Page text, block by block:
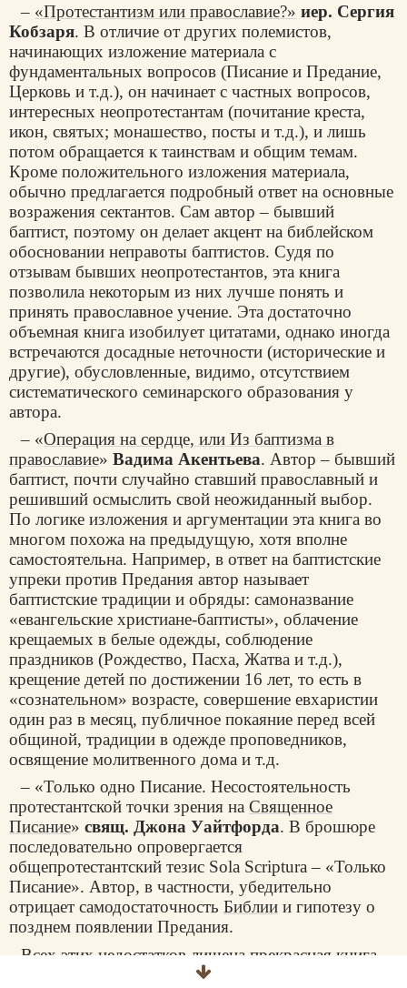
– «Протестантизм или православие?» иер. Сергия
Кобзаря. В отличие от других полемистов,
начинающих изложение материала с
фундаментальных вопросов (Писание и Предание,
Церковь и т.д.), он начинает с частных вопросов,
интересных неопротестантам (почитание креста,
икон, святых; монашество, посты и т.д.), и лишь
потом обращается к таинствам и общим темам.
Кроме положительного изложения материала,
обычно предлагается подробный ответ на основные
возражения сектантов. Сам автор – бывший
баптист, поэтому он делает акцент на библейском
обосновании неправоты баптистов. Судя по
отзывам бывших неопротестантов, эта книга
позволила некоторым из них лучше понять и
принять православное учение. Эта достаточно
объемная книга изобилует цитатами, однако иногда
встречаются досадные неточности (исторические и
другие), обусловленные, видимо, отсутствием
систематического семинарского образования у
автора.
– «Операция на сердце, или Из баптизма в
православие» Вадима Акентьева. Автор – бывший
баптист, почти случайно ставший православный и
решивший осмыслить свой неожиданный выбор.
По логике изложения и аргументации эта книга во
многом похожа на предыдущую, хотя вполне
самостоятельна. Например, в ответ на баптистские
упреки против Предания автор называет
баптистские традиции и обряды: самоназвание
«евангельские христиане-баптисты», облачение
крещаемых в белые одежды, соблюдение
праздников (Рождество, Пасха, Жатва и т.д.),
крещение детей по достижении 16 лет, то есть в
«сознательном» возрасте, совершение евхаристии
один раз в месяц, публичное покаяние перед всей
общиной, традиции в одежде проповедников,
освящение молитвенного дома и т.д.
– «Только одно Писание. Несостоятельность
протестантской точки зрения на Священное
Писание» свящ. Джона Уайтфорда. В брошюре
последовательно опровергается
общепротестантский тезис Sola Scriptura – «Только
Писание». Автор, в частности, убедительно
отрицает самодостаточность Библии и гипотезу о
позднем появлении Предания.
Всех этих недостатков лишена прекрасная книга
«Путеводитель по